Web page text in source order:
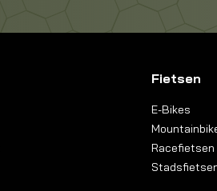
Fietsen
E-Bikes
Racefietsen